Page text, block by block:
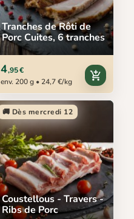
Tranches de Rôti de
Porc Cuites, 6 tranches
4,95 €
env. 200 g • 24,7 €/kg
add_shopping_cart
🚚 Dès mercredi 12
Coustellous - Travers -
Ribs de Porc